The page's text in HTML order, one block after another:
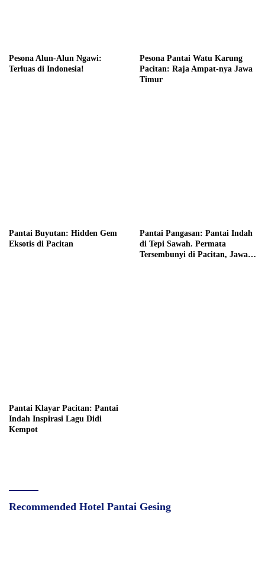
Pesona Alun-Alun Ngawi:
Terluas di Indonesia!
Pesona Pantai Watu Karung
Pacitan: Raja Ampat-nya Jawa
Timur
Pantai Buyutan: Hidden Gem
Eksotis di Pacitan
Pantai Pangasan: Pantai Indah
di Tepi Sawah. Permata
Tersembunyi di Pacitan, Jawa
Pantai Klayar Pacitan: Pantai
Indah Inspirasi Lagu Didi
Kempot
Recommended Hotel Pantai Gesing